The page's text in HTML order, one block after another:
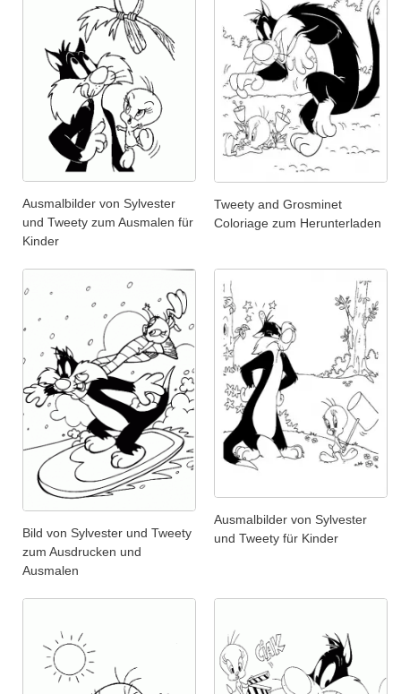
Ausmalbilder von Sylvester
und Tweety zum Ausmalen für
Kinder
Tweety and Grosminet
Coloriage zum Herunterladen
Bild von Sylvester und Tweety
zum Ausdrucken und
Ausmalen
Ausmalbilder von Sylvester
und Tweety für Kinder